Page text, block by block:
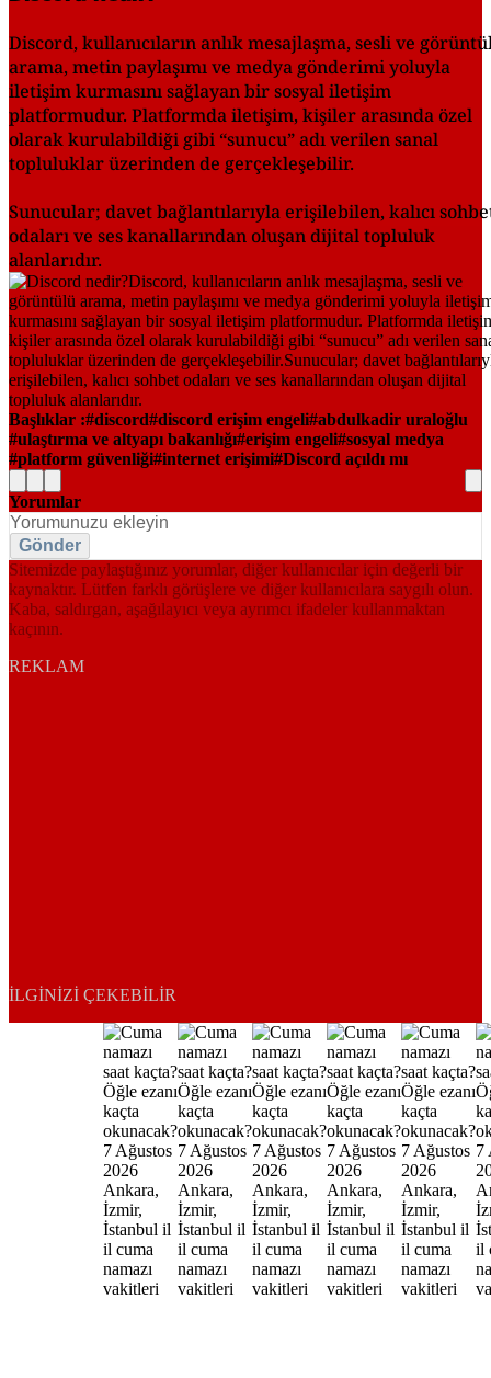
Discord, kullanıcıların anlık mesajlaşma, sesli ve
arama, metin paylaşımı ve medya gönderimi yoluyla
iletişim kurmasını sağlayan bir sosyal iletişim
platformudur. Platformda iletişim, kişiler arasında özel
olarak kurulabildiği gibi “sunucu” adı verilen sanal
topluluklar üzerinden de gerçekleşebilir.
Sunucular; davet bağlantılarıyla erişilebilen, kalıcı
odaları ve ses kanallarından oluşan dijital topluluk
alanlarıdır.
Başlıklar : discord discord erişim engeli abdulkadir uraloğlu
ulaştırma ve altyapı bakanlığı erişim engeli sosyal medya
platform güvenliği internet erişimi Discord açıldı mı
Yorumlar
Gönder
Sitemizde paylaştığınız yorumlar, diğer kullanıcılar için değerli bir
kaynaktır. Lütfen farklı görüşlere ve diğer kullanıcılara saygılı olun.
Kaba, saldırgan, aşağılayıcı veya ayrımcı ifadeler kullanmaktan
kaçının.
REKLAM
İLGINIZI ÇEKEBILIR